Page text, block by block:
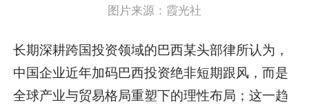
图片来源：霞光社
长期深耕跨国投资领域的巴西某头部律所认为，
中国企业近年加码巴西投资绝非短期跟风，而是
全球产业与贸易格局重塑下的理性布局；这一趋